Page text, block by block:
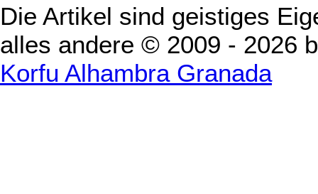
Die Artikel sind geistiges
alles andere © 2009 - 2026
Korfu Alhambra Granada